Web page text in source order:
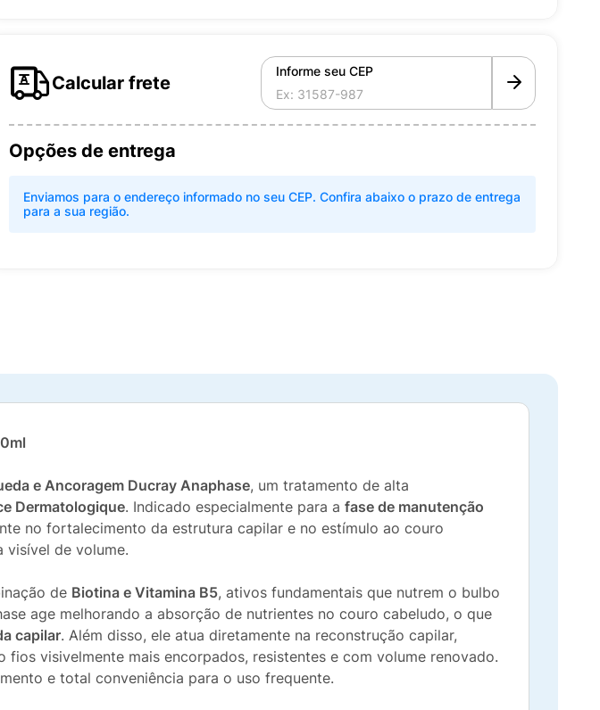
Calcular frete
Informe seu CEP
Opções de entrega
Enviamos para o endereço informado no seu CEP. Confira abaixo o prazo de entrega
para a sua região.
e Ancoragem Ducray Anaphase, um tratamento de alta
Dermatologique. Indicado especialmente para a fase de manutenção
no fortalecimento da estrutura capilar e no estímulo ao couro
visível de volume.
de Biotina e Vitamina B5, ativos fundamentais que nutrem o bulbo
age melhorando a absorção de nutrientes no couro cabeludo, o que
capilar. Além disso, ele atua diretamente na reconstrução capilar,
fios visivelmente mais encorpados, resistentes e com volume renovado.
e total conveniência para o uso frequente.